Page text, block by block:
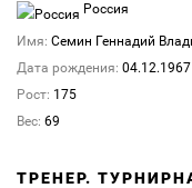
Россия
Имя: Семин Геннадий
Дата рождения: 04.12.1967
Рост: 175
Вес: 69
ТРЕНЕР.